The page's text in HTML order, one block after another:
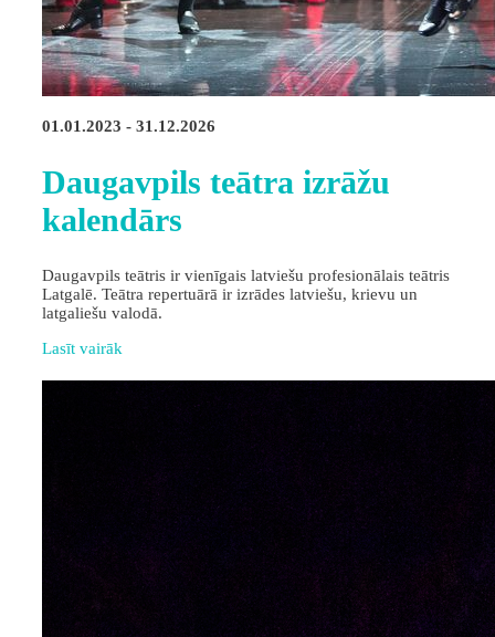
01.01.2023 - 31.12.2026
Daugavpils teātra izrāžu
kalendārs
Daugavpils teātris ir vienīgais latviešu profesionālais teātris
Latgalē. Teātra repertuārā ir izrādes latviešu, krievu un
latgaliešu valodā.
Lasīt vairāk